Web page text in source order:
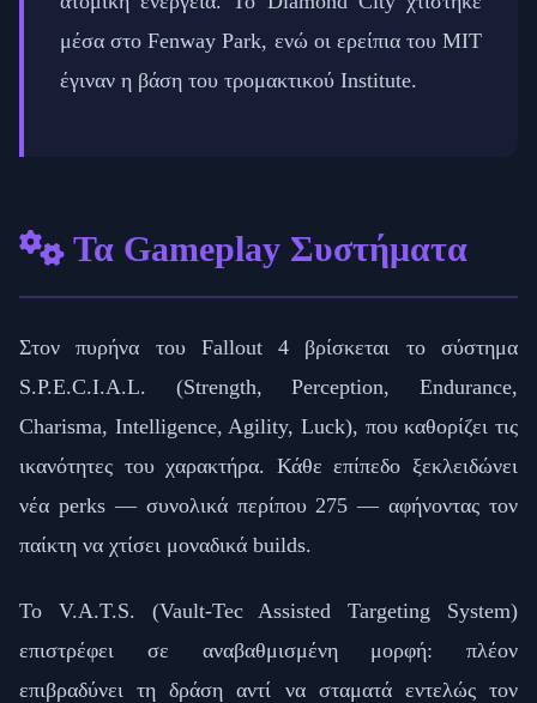
μέσα στο Fenway Park, ενώ οι ερείπια του MIT
έγιναν η βάση του τρομακτικού Institute.
Τα Gameplay Συστήματα
Στον πυρήνα του Fallout 4 βρίσκεται το σύστημα
S.P.E.C.I.A.L. (Strength, Perception, Endurance,
Charisma, Intelligence, Agility, Luck), που καθορίζει τις
ικανότητες του χαρακτήρα. Κάθε επίπεδο ξεκλειδώνει
νέα perks — συνολικά περίπου 275 — αφήνοντας τον
παίκτη να χτίσει μοναδικά builds.
Το V.A.T.S. (Vault-Tec Assisted Targeting System)
επιστρέφει σε αναβαθμισμένη μορφή: πλέον
επιβραδύνει τη δράση αντί να σταματά εντελώς τον